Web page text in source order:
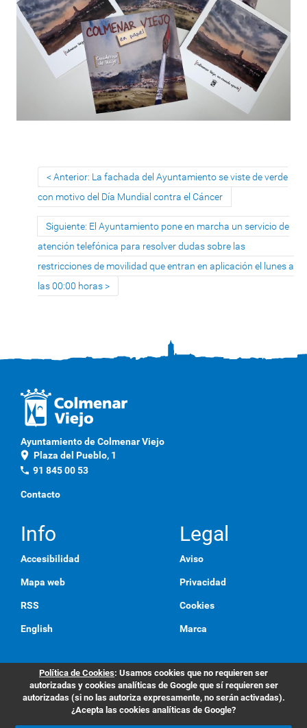
Anterior: La fachada del Ayuntamiento se viste de verde
con motivo del Día Mundial contra el Cáncer
Siguiente: El Ayuntamiento pone en marcha un servicio de
atención telefónica para resolver dudas sobre las
restricciones de movilidad que entran en aplicación el lunes a
las 00:00 horas
Ayuntamiento de Colmenar Viejo
location_on Plaza del Pueblo, 1
phone 91 845 00 53
Contacto
Info
Accesibilidad
Mapa web
RSS
English
Legal
Aviso
Privacidad
Cookies
Marca
Política de Cookies: Usamos cookies que no requieren ser
autorizadas y cookies analíticas de Google que sí requieren ser
autorizadas (si no las autoriza expresamente, no serán activadas).
¿Acepta las cookies analíticas de Google?